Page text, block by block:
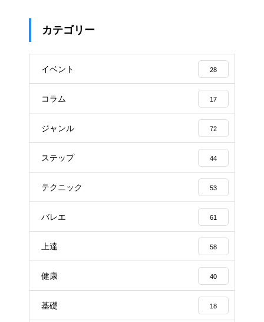
カテゴリー
イベント 28
コラム 17
ジャンル 72
ステップ 44
テクニック 53
バレエ 61
上達 58
健康 40
基礎 18